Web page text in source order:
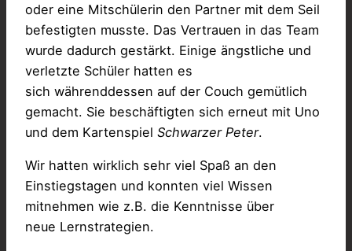
oder eine Mitschülerin den Partner mit dem Seil
befestigten musste. Das Vertrauen in das Team
wurde dadurch gestärkt. Einige ängstliche und
verletzte Schüler hatten es
sich währenddessen auf der Couch gemütlich
gemacht. Sie beschäftigten sich erneut mit Uno
und dem Kartenspiel SchwarzerPeter.
Wir hatten wirklich sehr viel Spaß an den
Einstiegstagen und konnten viel Wissen
mitnehmen wie z.B. die Kenntnisse über
neue Lernstrategien.